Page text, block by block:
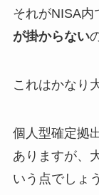
それがNISA内
が掛からない
これはかなり
個人型確定拠
ありますが、
いう点でしょう